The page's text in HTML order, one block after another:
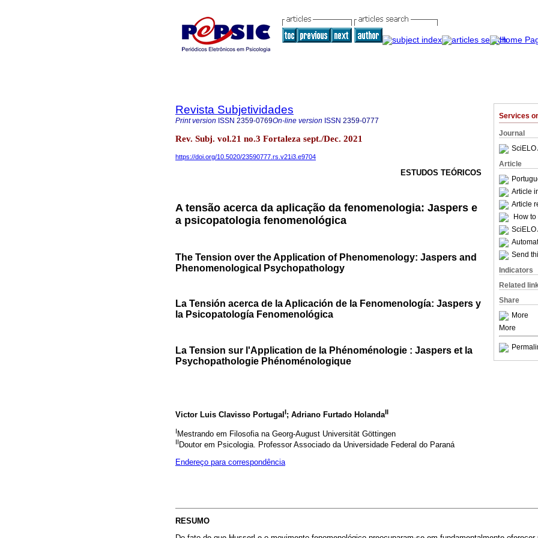
Services
Journal
SciELO
Article
Article
Article
How
SciELO
Send
Indicators
Related
Share
More
More
Revista Subjetividades
Print version ISSN 2359-0769On-line version ISSN 2359-0777
Rev. Subj. vol.21 no.3 Fortaleza sept./Dec. 2021
https://doi.org/10.5020/23590777.rs.v21i3.e9704
ESTUDOS TEÓRICOS
A tensão acerca da aplicação da fenomenologia: Jaspers e
a psicopatologia fenomenológica
The Tension over the Application of Phenomenology: Jaspers and
Phenomenological Psychopathology
La Tensión acerca de la Aplicación de la Fenomenología: Jaspers y
la Psicopatología Fenomenológica
La Tension sur l'Application de la Phénoménologie : Jaspers et la
Psychopathologie Phénoménologique
Victor Luis Clavisso Portugal I; Adriano Furtado HolandaII
I Mestrando em Filosofia na Georg-August Universität Göttingen
II Doutor em Psicologia. Professor Associado da Universidade Federal do Paraná
Endereço para correspondência
RESUMO